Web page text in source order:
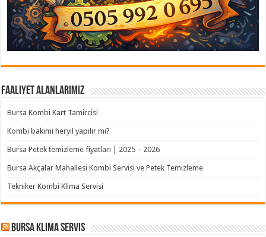
Faaliyet Alanlarımız
Bursa Kombi Kart Tamircisi
Kombi bakımı heryıl yapılır mı?
Bursa Petek temizleme fiyatları | 2025 – 2026
Bursa Akçalar Mahallesi Kombi Servisi ve Petek Temizleme
Tekniker Kombi Klima Servisi
Bursa klima servis